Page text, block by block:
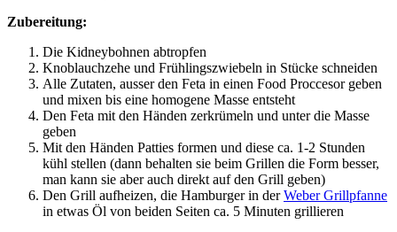
Zubereitung:
Die Kidneybohnen abtropfen
Knoblauchzehe und Frühlingszwiebeln in Stücke schneiden
Alle Zutaten, ausser den Feta in einen Food Proccesor geben
und mixen bis eine homogene Masse entsteht
Den Feta mit den Händen zerkrümeln und unter die Masse
geben
Mit den Händen Patties formen und diese ca. 1-2 Stunden
kühl stellen (dann behalten sie beim Grillen die Form besser,
man kann sie aber auch direkt auf den Grill geben)
Den Grill aufheizen, die Hamburger in derWeber Grillpfanne
in etwas Öl von beiden Seiten ca. 5 Minuten grillieren